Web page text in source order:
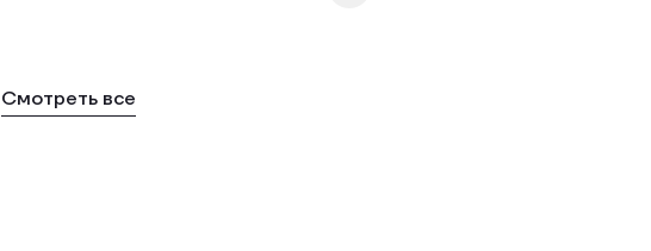
Смотреть все